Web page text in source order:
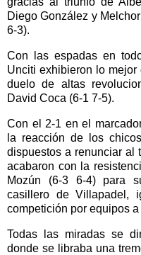
Diego González y
6-3).
Con las espadas en
Unciti exhibieron lo mejor
duelo de altas
David Coca (6-1 7-5).
Con el 2-1 en el
la reacción de los
dispuestos a renunciar al
acabaron con la
Mozún (6-3 6-4) para
casillero de Villapadel,
competición por equipos
Todas las miradas se
donde se libraba una